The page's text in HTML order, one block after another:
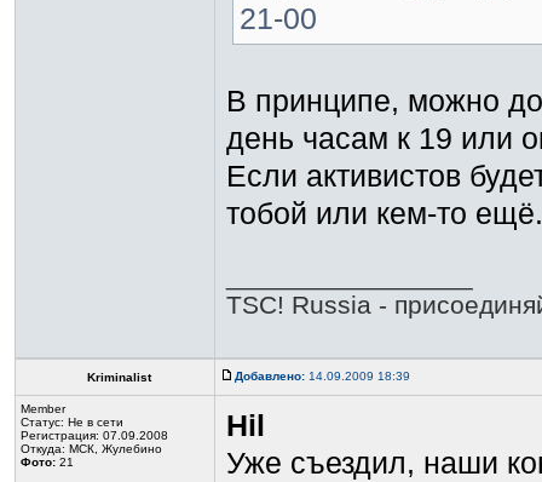
21-00
В принципе, можно
день часам к 19 или
Если активистов
тобой или кем-то ещё.
TSC! Russia -
Kriminalist Добавлено: 14.09.2009 18:39
Member
Статус: Не в сети
Регистрация: 07.09.2008
Откуда: МСК, Жулебино
Фото: 21
Hil
Уже съездил, наши